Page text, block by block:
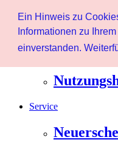
Ein Hinweis zu
Informationen zu
einverstanden.
Start
Benutzer
Service